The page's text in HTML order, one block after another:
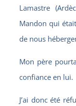
Lamastre
Mandon qui
de nous
Mon père
confiance en lui.
J’ai donc été